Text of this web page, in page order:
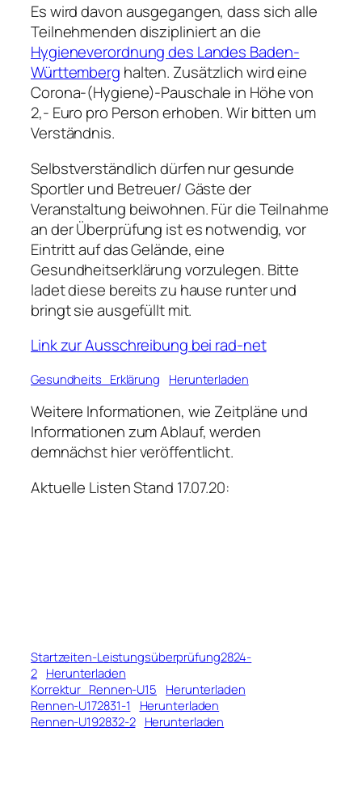
Es wird davon ausgegangen, dass sich alle
Teilnehmenden diszipliniert an die
Hygieneverordnung des Landes Baden-
Württemberg halten. Zusätzlich wird eine
Corona-(Hygiene)-Pauschale in Höhe von
2,- Euro pro Person erhoben. Wir bitten um
Verständnis.
Selbstverständlich dürfen nur gesunde
Sportler und Betreuer/ Gäste der
Veranstaltung beiwohnen. Für die Teilnahme
an der Überprüfung ist es notwendig, vor
Eintritt auf das Gelände, eine
Gesundheitserklärung vorzulegen. Bitte
ladet diese bereits zu hause runter und
bringt sie ausgefüllt mit.
Link zur Ausschreibung bei rad-net
Gesundheits_Erklärung Herunterladen
Weitere Informationen, wie Zeitpläne und
Informationen zum Ablauf, werden
demnächst hier veröffentlicht.
Aktuelle Listen Stand 17.07.20:
Startzeiten-Leistungsüberprüfung2824-
2
Herunterladen
Korrektur_Rennen-U15
Herunterladen
Rennen-U172831-1
Herunterladen
Rennen-U192832-2
Herunterladen